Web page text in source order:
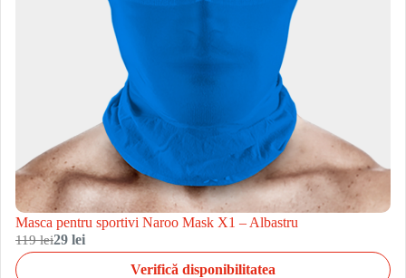
Masca pentru sportivi Naroo Mask X1 – Albastru
119 lei29 lei
Verifică disponibilitatea